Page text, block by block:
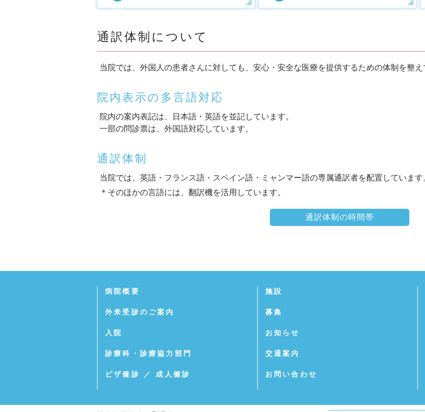
通訳体制について
当院では、外国人の患者さんに対しても、安心・安全な医療を提供するための体制を整え
院内表示の多言語対応
院内の案内表記は、日本語・英語を並記しています。
一部の問診票は、外国語対応しています。
通訳体制
当院では、英語・フランス語・スペイン語・ミャンマー語の専属通訳者を配置しています
＊そのほかの言語には、翻訳機を活用しています。
通訳体制の時間帯
病院概要
外来受診のご案内
入院
診療科・診療協力部門
ビザ健診 ／ 成人健診
施設
募集
お知らせ
交通案内
お問い合わせ